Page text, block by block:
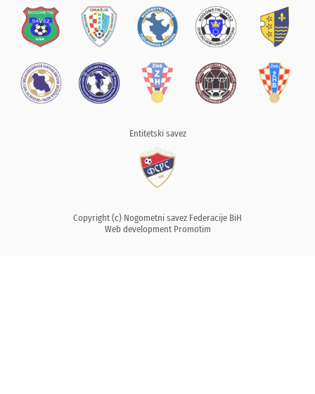
Entitetski savez
Copyright (c) Nogometni savez Federacije BiH
Web development Promotim